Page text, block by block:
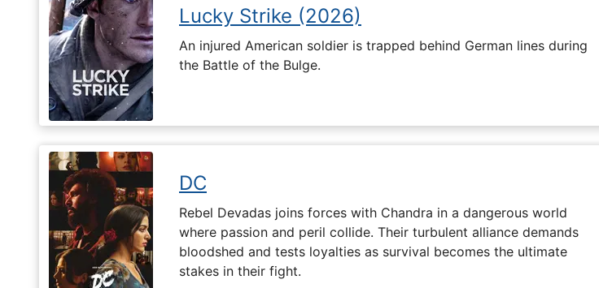
Lucky Strike (2026)
An injured American soldier is trapped behind German lines during
the Battle of the Bulge.
DC
Rebel Devadas joins forces with Chandra in a dangerous world
where passion and peril collide. Their turbulent alliance demands
bloodshed and tests loyalties as survival becomes the ultimate
stakes in their fight.